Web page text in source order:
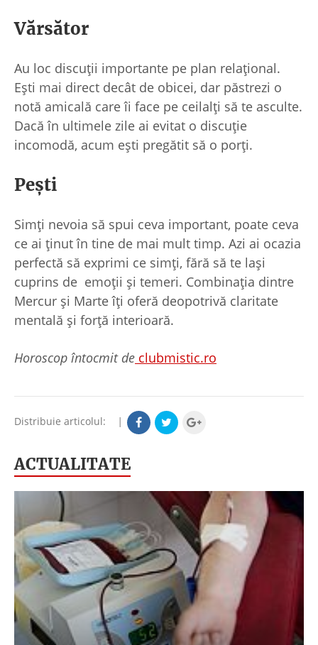
Vărsător
Au loc discuții importante pe plan relațional.
Ești mai direct decât de obicei, dar păstrezi o
notă amicală care îi face pe ceilalți să te asculte.
Dacă în ultimele zile ai evitat o discuție
incomodă, acum ești pregătit să o porți.
Pești
Simți nevoia să spui ceva important, poate ceva
ce ai ținut în tine de mai mult timp. Azi ai ocazia
perfectă să exprimi ce simți, fără să te lași
cuprins de emoții și temeri. Combinația dintre
Mercur și Marte îți oferă deopotrivă claritate
mentală și forță interioară.
Horoscop întocmit de clubmistic.ro
Distribuie articolul: |
ACTUALITATE